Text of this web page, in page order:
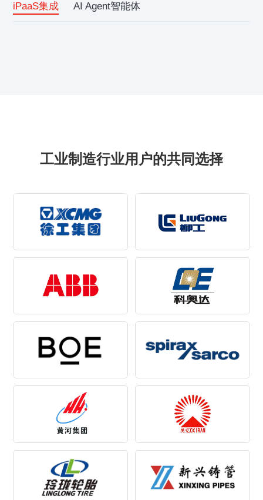
iPaaS集成
AI Agent智能体
工业制造行业用户的共同选择